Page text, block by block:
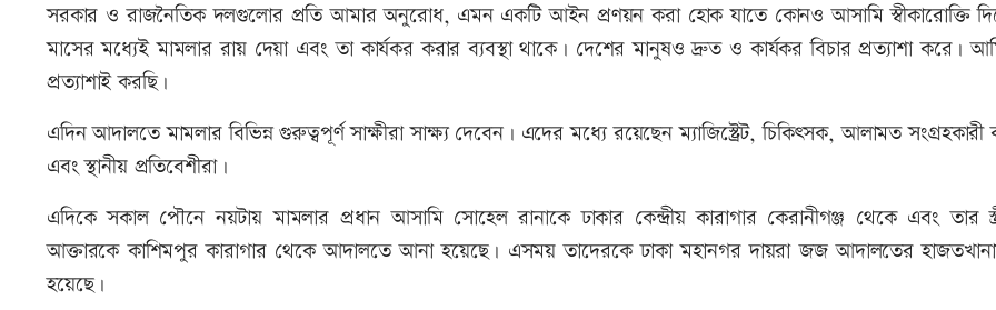
সরকার ও রাজনৈতিক দলগুলোর প্রতি আমার অনুরোধ, এমন একটি আইন প্রণয়ন করা হোক যাতে কোনও আসামি স্বীকারোক্তি
মাসের মধ্যেই মামলার রায় দেয়া এবং তা কার্যকর করার ব্যবস্থা থাকে। দেশের মানুষও দ্রুত ও কার্যকর বিচার প্রত্যাশা করে।
প্রত্যাশাই করছি।
এদিন আদালতে মামলার বিভিন্ন গুরুত্বপূর্ণ সাক্ষীরা সাক্ষ্য দেবেন। এদের মধ্যে রয়েছেন ম্যাজিস্ট্রেট, চিকিৎসক, আলামত সংগ্রহকারী
এবং স্থানীয় প্রতিবেশীরা।
এদিকে সকাল পৌনে নয়টায় মামলার প্রধান আসামি সোহেল রানাকে ঢাকার কেন্দ্রীয় কারাগার কেরানীগঞ্জ থেকে এবং তার
আক্তারকে কাশিমপুর কারাগার থেকে আদালতে আনা হয়েছে। এসময় তাদেরকে ঢাকা মহানগর দায়রা জজ আদালতের
হয়েছে।